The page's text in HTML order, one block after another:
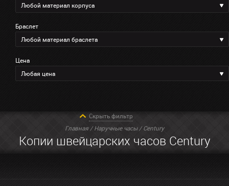
Любой материал корпуса
Браслет
Любой материал браслета
Цена
Любая цена
Главная /Наручные часы/ Century
Копии швейцарских часов Century
Скрыть фильтр